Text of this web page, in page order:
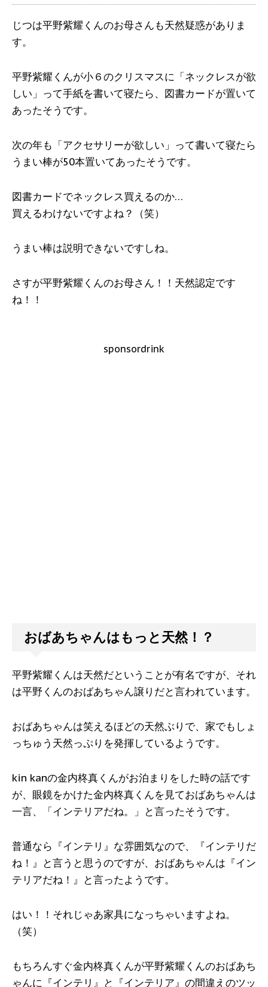
じつは平野紫耀くんのお母さんも天然疑惑がありま
す。
平野紫耀くんが小６のクリスマスに「ネックレスが欲
しい」って手紙を書いて寝たら、図書カードが置いて
あったそうです。
次の年も「アクセサリーが欲しい」って書いて寝たら
うまい棒が50本置いてあったそうです。
図書カードでネックレス買えるのか…
買えるわけないですよね？（笑）
うまい棒は説明できないですしね。
さすが平野紫耀くんのお母さん！！天然認定です
ね！！
sponsordrink
おばあちゃんはもっと天然！？
平野紫耀くんは天然だということが有名ですが、それ
は平野くんのおばあちゃん譲りだと言われています。
おばあちゃんは笑えるほどの天然ぶりで、家でもしょ
っちゅう天然っぷりを発揮しているようです。
kin kanの金内柊真くんがお泊まりをした時の話です
が、眼鏡をかけた金内柊真くんを見ておばあちゃんは
一言、「インテリアだね。」と言ったそうです。
普通なら『インテリ』な雰囲気なので、『インテリだ
ね！』と言うと思うのですが、おばあちゃんは『イン
テリアだね！』と言ったようです。
はい！！それじゃあ家具になっちゃいますよね。
（笑）
もちろんすぐ金内柊真くんが平野紫耀くんのおばあち
ゃんに『インテリ』と『インテリア』の間違えのツッ